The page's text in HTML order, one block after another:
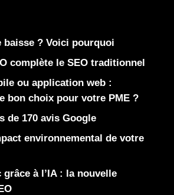
baisse ? Voici pourquoi
complète le SEO traditionnel
ou application web :
bon choix pour votre PME ?
de 170 avis Google
environnemental de votre
à l’IA : la nouvelle